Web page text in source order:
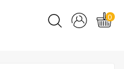
0